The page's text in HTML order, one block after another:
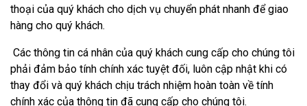
thoại của quý khách cho dịch vụ chuyển phát nhanh để giao
hàng cho quý khách.
Các thông tin cá nhân của quý khách cung cấp cho chúng tôi
phải đảm bảo tính chính xác tuyệt đối, luôn cập nhật khi có
thay đổi và quý khách chịu trách nhiệm hoàn toàn về tính
chính xác của thông tin đã cung cấp cho chúng tôi.